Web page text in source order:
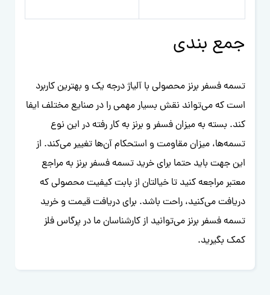
جمع بندی
تسمه فسفر برنز محصولی با آلیاژ درجه یک و بهترین کاربرد
است که می‌تواند نقش بسیار مهمی را در صنایع مختلف ایفا
کند. بسته به میزان فسفر و برنز به کار رفته در این نوع
تسمه‌ها، میزان مقاومت و استحکام آن‌ها تغییر می‌کند. از
این جهت باید حتما برای خرید تسمه فسفر برنز به مراجع
معتبر مراجعه کنید تا خیالتان از بابت کیفیت محصولی که
دریافت می‌کنید، راحت باشد. برای دریافت قیمت و خرید
تسمه فسفر برنز می‌توانید از کارشناسان ما در پرگاس فلز
کمک بگیرید.